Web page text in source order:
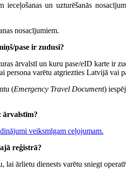
un uzturēšanās
nosacījumiem.
pase ir zudusi?
ārvalstī un kuru pase/eID karte ir
varētu atgriezties Latvijā vai
(Emergency Travel Document)
ārvalstīm?
veiksmīgam ceļojumam.
reģistrā?
lai ārlietu dienests varētu sniegt